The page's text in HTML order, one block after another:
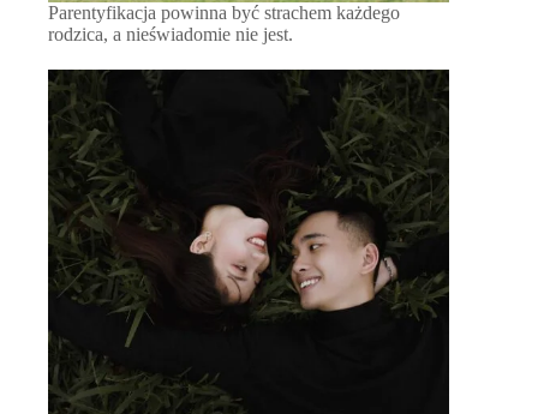
Parentyfikacja powinna być strachem każdego
rodzica, a nieświadomie nie jest.